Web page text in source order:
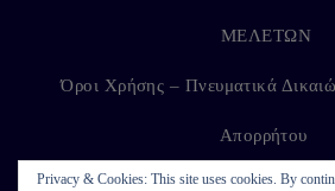
Privacy & Cookies: This site uses cookies. By
ΜΕΛΕΤΩΝ
Όροι Χρήσης – Πνευματικά
Απορρήτου